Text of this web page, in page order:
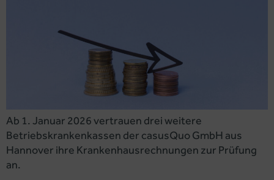
Ab 1. Januar 2026 vertrauen drei weitere
Betriebskrankenkassen der casusQuo GmbH aus
Hannover ihre Krankenhausrechnungen zur Prüfung
an.